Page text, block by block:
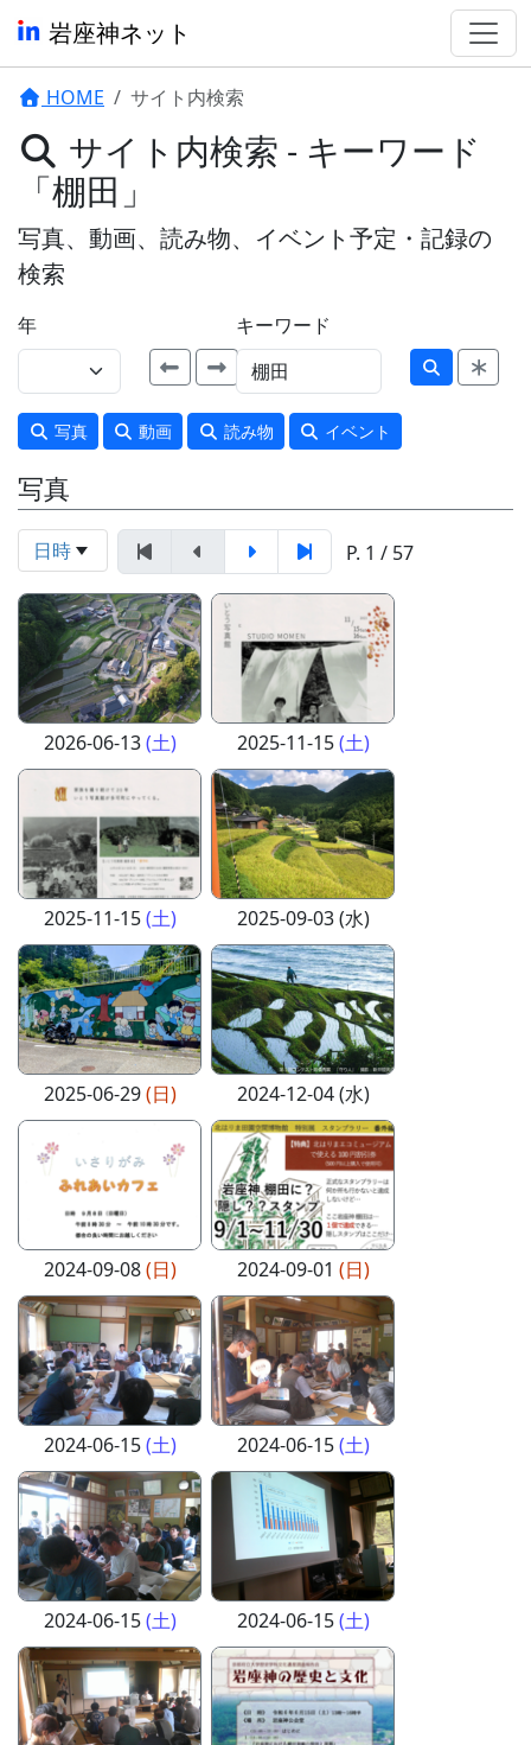
岩座神ネット
HOME サイト内検索
サイト内検索 - キーワード
「棚田」
写真、動画、読み物、イベント予定・記録の
検索
年 キーワード
写真 動画 読み物 イベント
写真
日時 P. 1 / 57
2026-06-13(土) 2025-11-15(土)
2025-11-15(土) 2025-09-03 (水)
2025-06-29(日) 2024-12-04 (水)
2024-09-08(日) 2024-09-01 (日)
2024-06-15(土) 2024-06-15(土)
2024-06-15(土) 2024-06-15(土)